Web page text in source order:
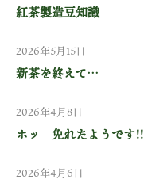
紅茶製造豆知識
新茶を終えて…
2026年5月15日
ホッ 免れたようです!!
2026年4月8日
2026年4月6日